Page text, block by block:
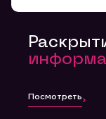
Посмотреть